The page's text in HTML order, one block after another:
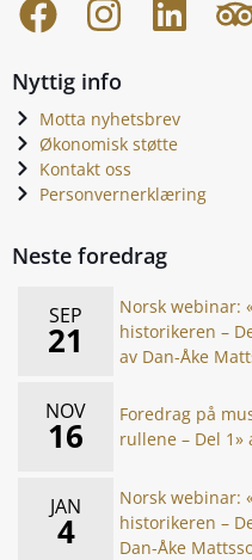
Nyttig info
Motta nyhetsbrev
Økonomisk støtte
Kontakt oss
Personvernerklæring
Neste foredrag
SEP
21
Norsk webinar:
historikeren –
av Dan-Åke
NOV
16
Foredrag på
rullene – Del 1»
JAN
4
Norsk webinar:
historikeren –
Dan-Åke